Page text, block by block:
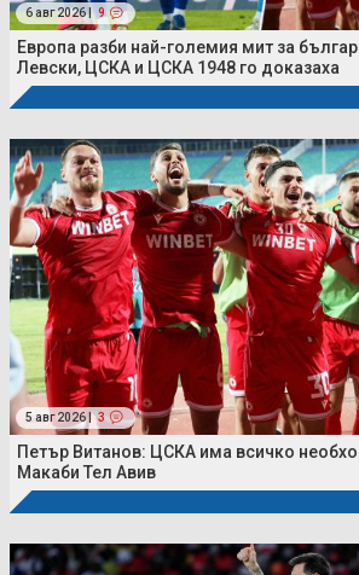
6 авг 2026 | 9
Европа разби най-големия мит за
Левски, ЦСКА и ЦСКА 1948 го доказаха
5 авг 2026 | 3
Петър Витанов: ЦСКА има всичко
Макаби Тел Авив